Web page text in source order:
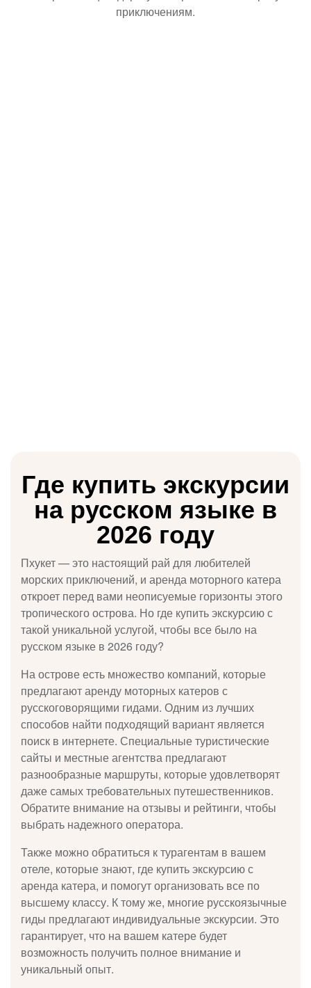
приключениям.
🎉 Уникальные
предложения на
экскурсии —
познайте мир
вместе с нами! 🌍
Хотите сделать свои приключения еще
более захватывающими и
незабываемыми? Мы рады предложить
вам специальные скидки на экскурсии в
самых живописных и увлекательных
локациях! Не упустите шанс открыть
цене!
посмотреть предложение
Где купить экскурсии
на русском языке в
2026 году
Пхукет — это настоящий рай для любителей
морских приключений, и аренда моторного катера
откроет перед вами неописуемые горизонты этого
тропического острова. Но где купить экскурсию с
такой уникальной услугой, чтобы все было на
русском языке в 2026 году?
На острове есть множество компаний, которые
предлагают аренду моторных катеров с
русскоговорящими гидами. Одним из лучших
способов найти подходящий вариант является
поиск в интернете. Специальные туристические
сайты и местные агентства предлагают
разнообразные маршруты, которые удовлетворят
даже самых требовательных путешественников.
Обратите внимание на отзывы и рейтинги, чтобы
выбрать надежного оператора.
Также можно обратиться к турагентам в вашем
отеле, которые знают, где купить экскурсию с
аренда катера, и помогут организовать все по
высшему классу. К тому же, многие русскоязычные
гиды предлагают индивидуальные экскурсии. Это
гарантирует, что на вашем катере будет
возможность получить полное внимание и
уникальный опыт.